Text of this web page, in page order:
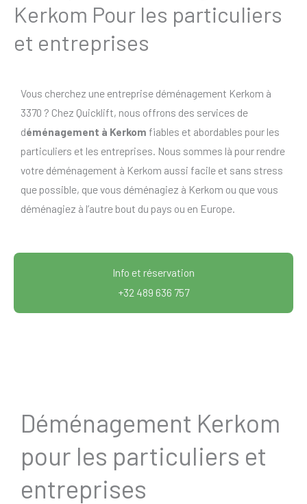
Kerkom Pour les particuliers
et entreprises
Vous cherchez une entreprise déménagement Kerkom à
3370 ? Chez Quicklift, nous offrons des services de
déménagement à Kerkom fiables et abordables pour les
particuliers et les entreprises. Nous sommes là pour rendre
votre déménagement à Kerkom aussi facile et sans stress
que possible, que vous déménagiez à Kerkom ou que vous
déménagiez à l’autre bout du pays ou en Europe.
Info et réservation
+32 489 636 757
Déménagement Kerkom
pour les particuliers et
entreprises